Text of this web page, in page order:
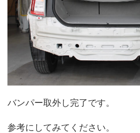
バンパー取外し完了です。
参考にしてみてください。